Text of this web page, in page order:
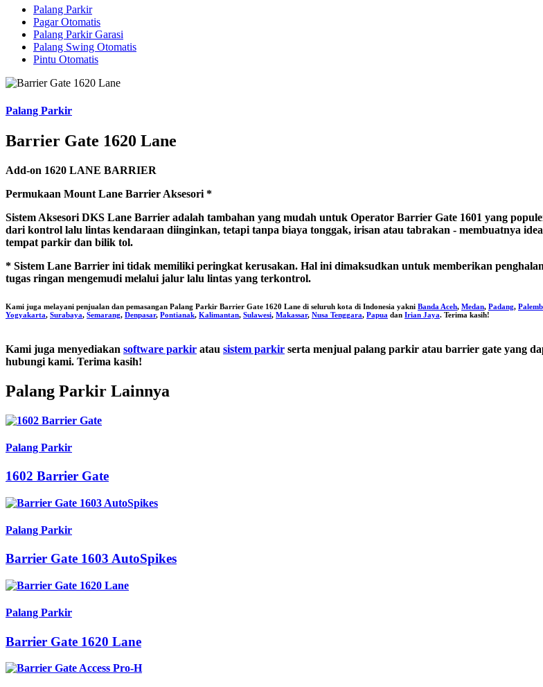
Palang Parkir
Pagar Otomatis
Palang Parkir Garasi
Palang Swing Otomatis
Pintu Otomatis
Palang Parkir
Barrier Gate 1620 Lane
Add-on 1620 LANE BARRIER
Permukaan Mount Lane Barrier Aksesori *
Sistem Aksesori DKS Lane Barrier adalah tambahan yang mudah untuk Operator Barrier Gate 1601 yang
dari kontrol lalu lintas kendaraan diinginkan, tetapi tanpa biaya tonggak, irisan atau tabrakan - membuatnya
tempat parkir dan bilik tol.
* Sistem Lane Barrier ini tidak memiliki peringkat kerusakan. Hal ini dimaksudkan untuk memberikan
tugas ringan mengemudi melalui jalur lalu lintas yang terkontrol.
Kami juga melayani penjualan dan pemasangan Palang Parkir Barrier Gate 1620 Lane di seluruh kota di Indonesia yakni Banda Aceh, Medan, Padang,
Yogyakarta, Surabaya, Semarang, Denpasar, Pontianak, Kalimantan, Sulawesi, Makassar, Nusa Tenggara, Papua dan Irian Jaya. Terima kasih!
Kami juga menyediakan software parkir atau sistem parkir serta menjual palang parkir atau barrier gate yang
hubungi kami. Terima kasih!
Palang Parkir Lainnya
Palang Parkir
1602 Barrier Gate
Palang Parkir
Barrier Gate 1603 AutoSpikes
Palang Parkir
Barrier Gate 1620 Lane